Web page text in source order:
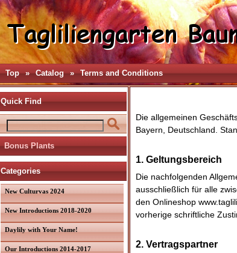
Top » Catalog » Terms and Conditions
Quick Find
Bonus Plants
Categories
New Culturvas 2024
New Introductions 2018-2020
Daylily with Your Name!
Our Introductions 2014-2017
Die allgemeinen
Bayern, Deutschland.
1. Geltungsbereich
Die nachfolgenden
ausschließlich für alle
den Onlineshop
vorherige schriftliche
2. Vertragspartner